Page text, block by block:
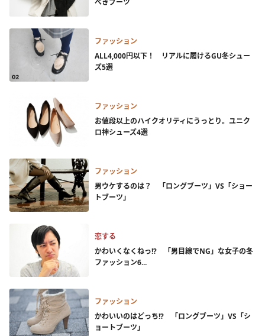
べきブーツ
ファッション
ALL4,000円以下！ リアルに履けるGU冬シュー
ズ5選
ファッション
お値段以上のハイクオリティにうっとり。ユニク
ロ神シューズ4選
ファッション
男ウケするのは？ 「ロングブーツ」VS「ショー
トブーツ」
恋する
かわいくなくねっ!? 「男目線でNG」な女子の冬
ファッション6...
ファッション
かわいいのはどっち!? 「ロングブーツ」VS「シ
ョートブーツ」